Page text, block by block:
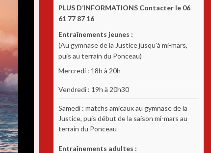
PLUS D’INFORMATIONS Contacter le 06
61 77 87 16
Entraînements jeunes :
(Au gymnase de la Justice jusqu'à mi-mars,
puis au terrain du Ponceau)
Mercredi : 18h à 20h
Vendredi : 19h à 20h30
Samedi : matchs amicaux au gymnase de la
Justice, puis début de la saison mi-mars au
terrain du Ponceau
Entraînements adultes :